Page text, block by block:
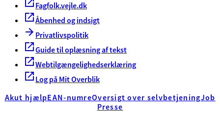
Fagfolk.vejle.dk
Åbenhed og indsigt
Privatlivspolitik
Guide til oplæsning af tekst
Webtilgængelighedserklæring
Log på Mit Overblik
Akut hjælpEAN-numreOversigt over selvbetjeningJob
Presse